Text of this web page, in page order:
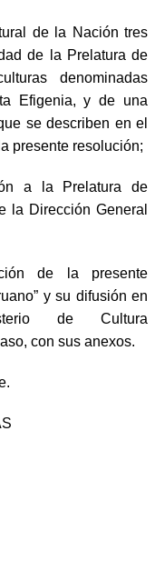
de la Nación tres
de la Prelatura de
denominadas
Efigenia, y de una
se describen en el
presente resolución;
a la Prelatura de
la Dirección General
de la presente
y su difusión en
de Cultura
con sus anexos.